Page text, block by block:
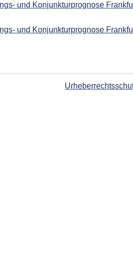
und Konjunkturprognose
und Konjunkturprognose